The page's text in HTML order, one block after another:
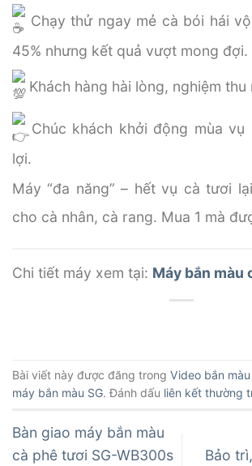
Chạy thử ngay mẻ cà bói hái
45% nhưng kết quả vượt mong đợi.
Khách hàng hài lòng, nghiệm thu
Chúc khách khởi động mùa vụ
lợi.
Máy “đa năng” – hết vụ cà tươi
cho cà nhân, cà rang. Mua 1 mà
Chi tiết máy xem tại: Máy bắn màu
Bài viết này được đăng trong Video bắn
máy bắn màu SG. Đánh dấu liên kết thường
Bàn giao máy bắn màu
cà phê tươi SG-WB300s
Bảo